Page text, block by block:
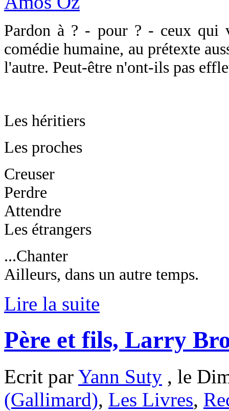
Pardon à ? - pour ? - ceux qui
comédie humaine, au prétexte
l'autre. Peut-être n'ont-ils pas
Les héritiers
Les proches
Creuser
Perdre
Attendre
Les étrangers
...Chanter
Ailleurs, dans un autre temps.
Lire la suite
Père et fils, Larry
Ecrit par Yann Suty , le
(Gallimard), Les Livres,